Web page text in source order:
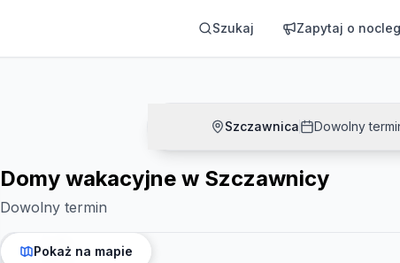
Szukaj Zapytaj o nocleg
Szczawnica Dowolny
Domy wakacyjne w Szczawnicy
Dowolny termin
Pokaż na mapie